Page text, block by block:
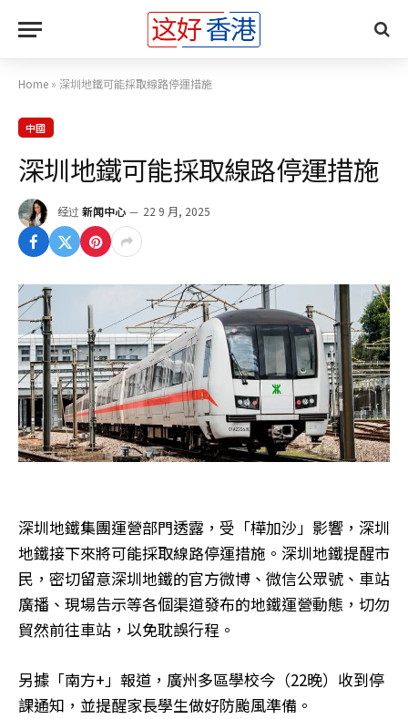
Home » 深圳地鐵可能採取線路停運措施
中國
深圳地鐵可能採取線路停運措施
经过 新闻中心 22 9 月, 2025
深圳地鐵集團運營部門透露，受「樺加沙」影響，深圳
地鐵接下來將可能採取線路停運措施。深圳地鐵提醒市
民，密切留意深圳地鐵的官方微博、微信公眾號、車站
廣播、現場告示等各個渠道發布的地鐵運營動態，切勿
貿然前往車站，以免耽誤行程。
另據「南方+」報道，廣州多區學校今（22晚）收到停
課通知，並提醒家長學生做好防颱風準備。